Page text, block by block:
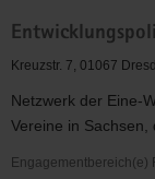
Verein
Dresden
Kreuzstr. 7, 01067
Netzwerk der Eine-
Vereine in Sachsen,
Engagementbereich(e)